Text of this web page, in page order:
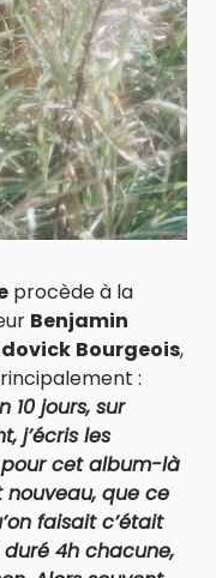
procède à la
Benjamin
Bourgeois,
:
10 jours, sur
j’écris les
cet album-là
que ce
faisait c’était
duré 4h chacune,